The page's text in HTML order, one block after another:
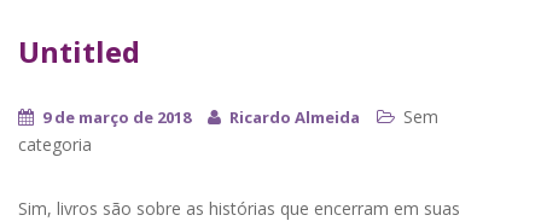
Untitled
9 de março de 2018 Ricardo Almeida
Sem
categoria
Sim, livros são sobre as histórias que encerram em suas